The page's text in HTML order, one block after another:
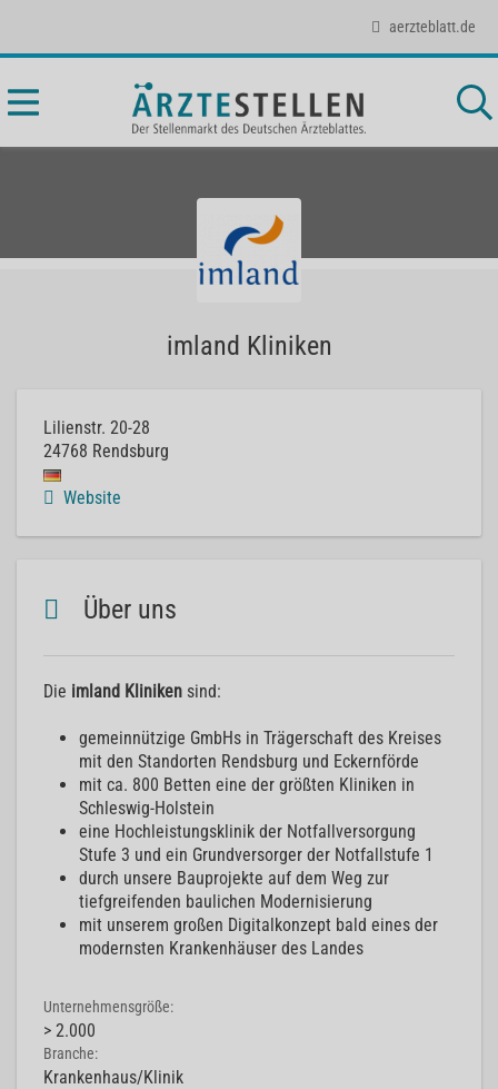
aerzteblatt.de
imland Kliniken
Lilienstr. 20-28
24768 Rendsburg
Website
Über uns
Die imland Kliniken sind:
gemeinnützige GmbHs in Trägerschaft des Kreises
mit den Standorten Rendsburg und Eckernförde
mit ca. 800 Betten eine der größten Kliniken in
Schleswig-Holstein
eine Hochleistungsklinik der Notfallversorgung
Stufe 3 und ein Grundversorger der Notfallstufe 1
durch unsere Bauprojekte auf dem Weg zur
tiefgreifenden baulichen Modernisierung
mit unserem großen Digitalkonzept bald eines der
modernsten Krankenhäuser des Landes
Unternehmensgröße:
> 2.000
Branche:
Krankenhaus/Klinik